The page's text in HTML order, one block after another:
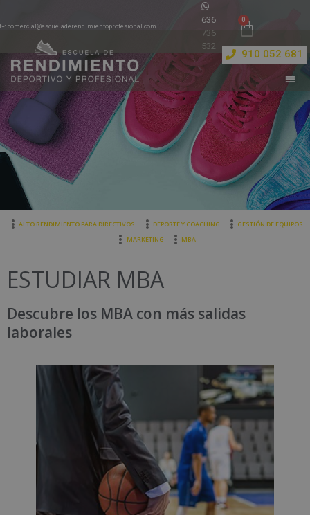
comercial@escueladerendimientoprofesional.com
636
736
532
910 052 681
ALTO RENDIMIENTO PARA DIRECTIVOS DEPORTE Y COACHING
GESTIÓN DE EQUIPOS
MARKETING
MBA
ESTUDIAR MBA
Descubre los MBA con más salidas
laborales